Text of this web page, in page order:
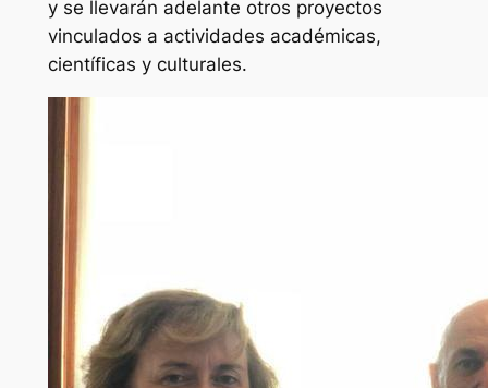
y se llevarán adelante otros proyectos
vinculados a actividades académicas,
científicas y culturales.